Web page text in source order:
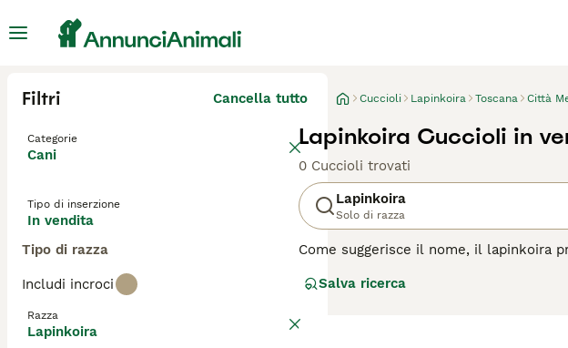
Filtri Cancella tutto
Categorie
Cani
Tipo di inserzione
In vendita
Tipo di razza
Includi incroci
Razza
Lapinkoira
Cuccioli Lapinkoira Toscana Città
Lapinkoira Cuccioli in
0 Cuccioli trovati
Lapinkoira
Solo di razza
Come suggerisce il nome, il lapinkoira
renne. Sono noti per essere
Leggi la
Salva ricerca